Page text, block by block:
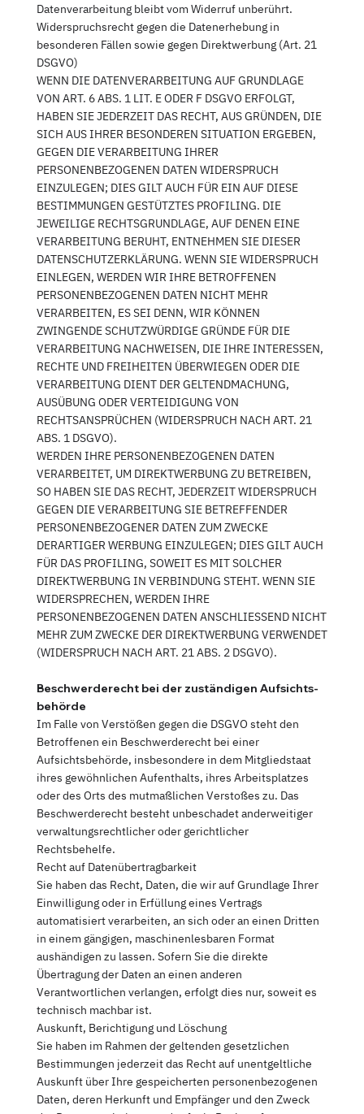
Datenverarbeitung bleibt vom Widerruf unberührt.
Widerspruchsrecht gegen die Datenerhebung in
besonderen Fällen sowie gegen Direktwerbung (Art. 21
DSGVO)
WENN DIE DATENVERARBEITUNG AUF GRUNDLAGE
VON ART. 6 ABS. 1 LIT. E ODER F DSGVO ERFOLGT,
HABEN SIE JEDERZEIT DAS RECHT, AUS GRÜNDEN, DIE
SICH AUS IHRER BESONDEREN SITUATION ERGEBEN,
GEGEN DIE VERARBEITUNG IHRER
PERSONENBEZOGENEN DATEN WIDERSPRUCH
EINZULEGEN; DIES GILT AUCH FÜR EIN AUF DIESE
BESTIMMUNGEN GESTÜTZTES PROFILING. DIE
JEWEILIGE RECHTSGRUNDLAGE, AUF DENEN EINE
VERARBEITUNG BERUHT, ENTNEHMEN SIE DIESER
DATENSCHUTZERKLÄRUNG. WENN SIE WIDERSPRUCH
EINLEGEN, WERDEN WIR IHRE BETROFFENEN
PERSONENBEZOGENEN DATEN NICHT MEHR
VERARBEITEN, ES SEI DENN, WIR KÖNNEN
ZWINGENDE SCHUTZWÜRDIGE GRÜNDE FÜR DIE
VERARBEITUNG NACHWEISEN, DIE IHRE INTERESSEN,
RECHTE UND FREIHEITEN ÜBERWIEGEN ODER DIE
VERARBEITUNG DIENT DER GELTENDMACHUNG,
AUSÜBUNG ODER VERTEIDIGUNG VON
RECHTSANSPRÜCHEN (WIDERSPRUCH NACH ART. 21
ABS. 1 DSGVO).
WERDEN IHRE PERSONENBEZOGENEN DATEN
VERARBEITET, UM DIREKTWERBUNG ZU BETREIBEN,
SO HABEN SIE DAS RECHT, JEDERZEIT WIDERSPRUCH
GEGEN DIE VERARBEITUNG SIE BETREFFENDER
PERSONENBEZOGENER DATEN ZUM ZWECKE
DERARTIGER WERBUNG EINZULEGEN; DIES GILT AUCH
FÜR DAS PROFILING, SOWEIT ES MIT SOLCHER
DIREKTWERBUNG IN VERBINDUNG STEHT. WENN SIE
WIDERSPRECHEN, WERDEN IHRE
PERSONENBEZOGENEN DATEN ANSCHLIESSEND NICHT
MEHR ZUM ZWECKE DER DIREKTWERBUNG VERWENDET
(WIDERSPRUCH NACH ART. 21 ABS. 2 DSGVO).
Beschwerde­recht bei der zuständigen Aufsichts­
behörde
Im Falle von Verstößen gegen die DSGVO steht den
Betroffenen ein Beschwerderecht bei einer
Aufsichtsbehörde, insbesondere in dem Mitgliedstaat
ihres gewöhnlichen Aufenthalts, ihres Arbeitsplatzes
oder des Orts des mutmaßlichen Verstoßes zu. Das
Beschwerderecht besteht unbeschadet anderweitiger
verwaltungsrechtlicher oder gerichtlicher
Rechtsbehelfe.
Recht auf Daten­übertrag­barkeit
Sie haben das Recht, Daten, die wir auf Grundlage Ihrer
Einwilligung oder in Erfüllung eines Vertrags
automatisiert verarbeiten, an sich oder an einen Dritten
in einem gängigen, maschinenlesbaren Format
aushändigen zu lassen. Sofern Sie die direkte
Übertragung der Daten an einen anderen
Verantwortlichen verlangen, erfolgt dies nur, soweit es
technisch machbar ist.
Auskunft, Berichtigung und Löschung
Sie haben im Rahmen der geltenden gesetzlichen
Bestimmungen jederzeit das Recht auf unentgeltliche
Auskunft über Ihre gespeicherten personenbezogenen
Daten, deren Herkunft und Empfänger und den Zweck